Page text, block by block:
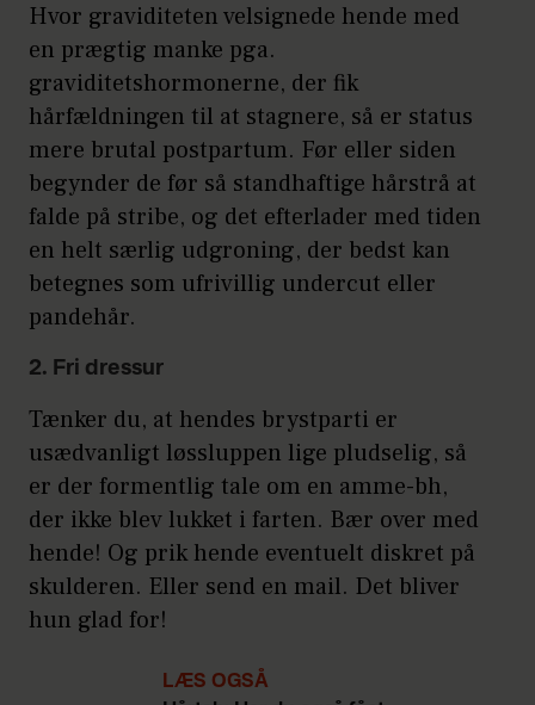
Hvor graviditeten velsignede hende med
en prægtig manke pga.
graviditetshormonerne, der fik
hårfældningen til at stagnere, så er status
mere brutal postpartum. Før eller siden
begynder de før så standhaftige hårstrå at
falde på stribe, og det efterlader med tiden
en helt særlig udgroning, der bedst kan
betegnes som ufrivillig undercut eller
pandehår.
2. Fri dressur
Tænker du, at hendes brystparti er
usædvanligt løssluppen lige pludselig, så
er der formentlig tale om en amme-bh,
der ikke blev lukket i farten. Bær over med
hende! Og prik hende eventuelt diskret på
skulderen. Eller send en mail. Det bliver
hun glad for!
LÆS OGSÅ